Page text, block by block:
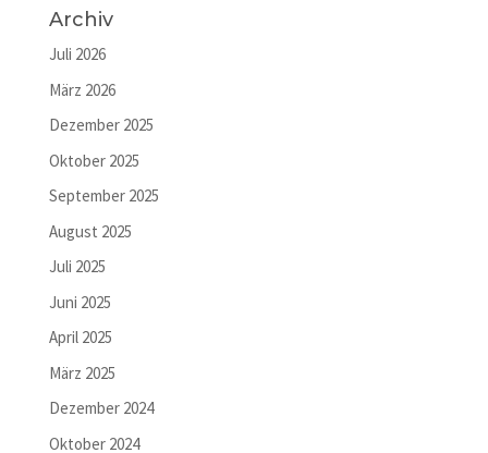
Archiv
Juli 2026
März 2026
Dezember 2025
Oktober 2025
September 2025
August 2025
Juli 2025
Juni 2025
April 2025
März 2025
Dezember 2024
Oktober 2024